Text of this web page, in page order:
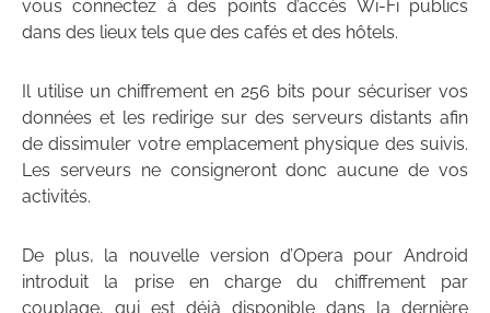
vous connectez à des points d’accès Wi-Fi publics
dans des lieux tels que des cafés et des hôtels.
Il utilise un chiffrement en 256 bits pour sécuriser vos
données et les redirige sur des serveurs distants afin
de dissimuler votre emplacement physique des suivis.
Les serveurs ne consigneront donc aucune de vos
activités.
De plus, la nouvelle version d’Opera pour Android
introduit la prise en charge du chiffrement par
couplage, qui est déjà disponible dans la dernière